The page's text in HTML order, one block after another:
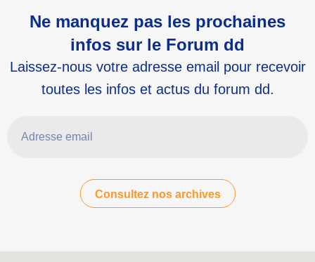
Ne manquez pas les prochaines
infos sur le Forum dd
Laissez-nous votre adresse email pour recevoir
toutes les infos et actus du forum dd.
Consultez nos archives